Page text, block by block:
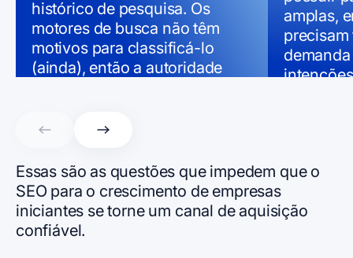
histórico de pesquisa. Os
motores de busca não têm
motivos para classificá-lo
(ainda), então a autoridade
amplas,
Essas são as questões que impedem que o
SEO para o crescimento de empresas
iniciantes se torne um canal de aquisição
confiável.